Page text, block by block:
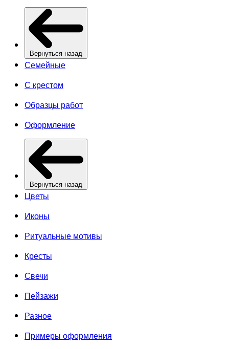
Вернуться назад
Семейные
С крестом
Образцы работ
Оформление
Вернуться назад
Цветы
Иконы
Ритуальные мотивы
Кресты
Свечи
Пейзажи
Разное
Примеры оформления